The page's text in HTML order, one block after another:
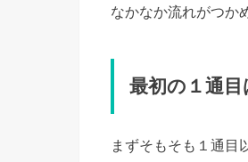
なかなか流れがつか
最初の１通
まずそもそも１通目